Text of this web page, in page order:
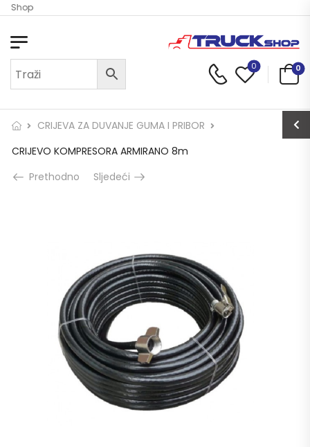
Shop
0 0
CRIJEVA ZA DUVANJE GUMA I PRIBOR
CRIJEVO KOMPRESORA ARMIRANO 8m
Prethodno
Sljedeći